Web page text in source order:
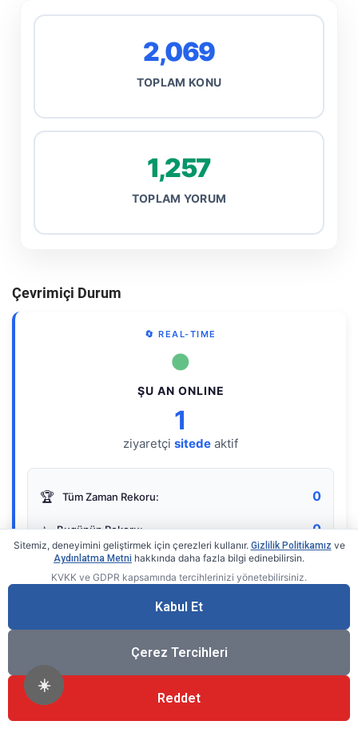
☀️
2,069
TOPLAM KONU
1,257
TOPLAM YORUM
Çevrimiçi Durum
🔄 REAL-TIME
●
ŞU AN ONLINE
1
ziyaretçi sitede aktif
🏆 Tüm Zaman Rekoru: 0
⭐ Bugünün Rekoru: 0
Gerçek zamanlı sayaç
Sitemiz, deneyimini geliştirmek için çerezleri kullanır. Gizlilik Politikamız ve
Aydınlatma Metni hakkında daha fazla bilgi edinebilirsin.
KVKK ve GDPR kapsamında tercihlerinizi yönetebilirsiniz.
Kabul Et
Çerez Tercihleri
Reddet